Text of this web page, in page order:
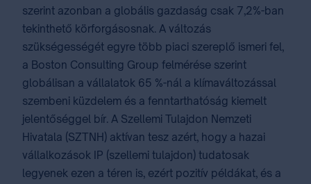
szerint azonban a globális gazdaság csak 7,2%-ban
tekinthető körforgásosnak. A változás
szükségességét egyre több piaci szereplő ismeri fel,
a Boston Consulting Group felmérése szerint
globálisan a vállalatok 65 %-nál a klímaváltozással
szembeni küzdelem és a fenntarthatóság kiemelt
jelentőséggel bír. A Szellemi Tulajdon Nemzeti
Hivatala (SZTNH) aktívan tesz azért, hogy a hazai
vállalkozások IP (szellemi tulajdon) tudatosak
legyenek ezen a téren is, ezért pozitív példákat, és a